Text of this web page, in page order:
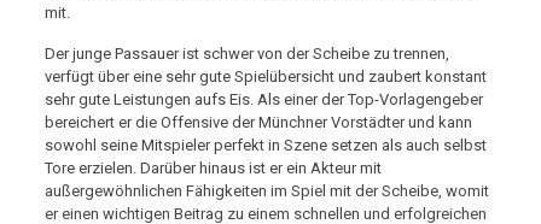
mit.
Der junge Passauer ist schwer von der Scheibe zu trennen,
verfügt über eine sehr gute Spielübersicht und zaubert konstant
sehr gute Leistungen aufs Eis. Als einer der Top-Vorlagengeber
bereichert er die Offensive der Münchner Vorstädter und kann
sowohl seine Mitspieler perfekt in Szene setzen als auch selbst
Tore erzielen. Darüber hinaus ist er ein Akteur mit
außergewöhnlichen Fähigkeiten im Spiel mit der Scheibe, womit
er einen wichtigen Beitrag zu einem schnellen und erfolgreichen